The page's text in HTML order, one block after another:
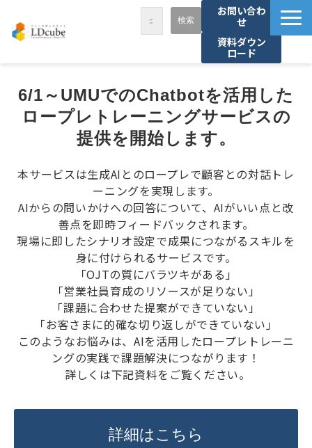
お問い合わ
せ
資料ダウン
ロード
サービス一覧
課題から探す
事例紹介
セミナー・講座
お役立ち情報
資料ダウンロード
パートナー募集
6/1～UMUでのChatbotを活用した
ロープレトレーニングサービスの
提供を開始します。
本サービスは生成AIとのロープレで顧客との対話トレ
ーニングを実現​します。
AIからの問いかけへの回答について、AIがいい点と改
善点を即時フィードバック​されます。
現場に即したシナリオ設定で成果につながるスキルを
身に付けられるサービスです。
「OJTの質にバラツキがある」
「営業社員育成のリソースが足りない」
「課題に合わせた提案ができていない」
「お客さまに的確な切り返しができていない」
このようなお悩みは、AIを活用したロープレトレーニ
ングの実践で課題解決につながります！
詳しくは下記資料をご覧ください。
詳細はこちら